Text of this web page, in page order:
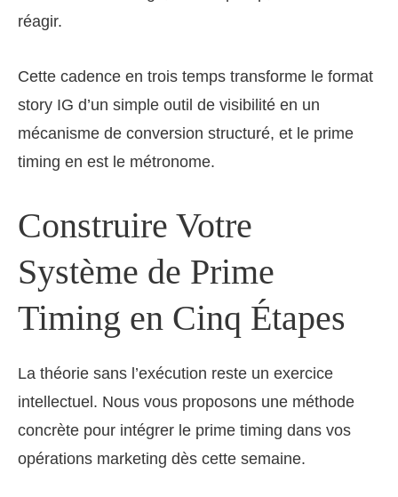
réagir.
Cette cadence en trois temps transforme le format
story IG d’un simple outil de visibilité en un
mécanisme de conversion structuré, et le prime
timing en est le métronome.
Construire Votre
Système de Prime
Timing en Cinq Étapes
La théorie sans l’exécution reste un exercice
intellectuel. Nous vous proposons une méthode
concrète pour intégrer le prime timing dans vos
opérations marketing dès cette semaine.